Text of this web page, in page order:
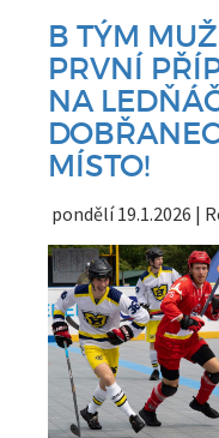
B TÝM
PRVNÍ
NA
MÍSTO!
pondělí 19.1.2026 |